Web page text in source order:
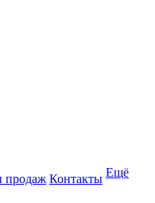
продаж Контакты Ещё